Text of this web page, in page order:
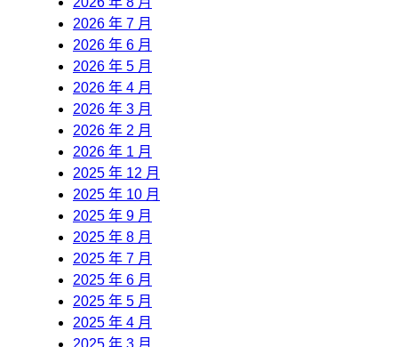
2026 年 7 月
2026 年 6 月
2026 年 5 月
2026 年 4 月
2026 年 3 月
2026 年 2 月
2026 年 1 月
2025 年 12 月
2025 年 10 月
2025 年 9 月
2025 年 8 月
2025 年 7 月
2025 年 6 月
2025 年 5 月
2025 年 4 月
2025 年 3 月